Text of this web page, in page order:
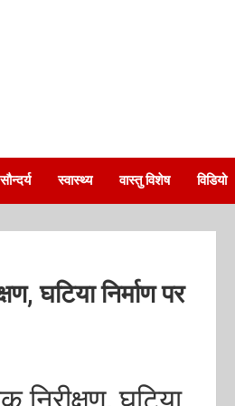
सौन्दर्य स्वास्थ्य वास्तु विशेष विडियो
घटिया निर्माण पर